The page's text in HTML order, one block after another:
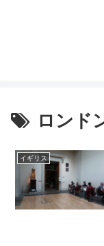
ロンド
イギリス